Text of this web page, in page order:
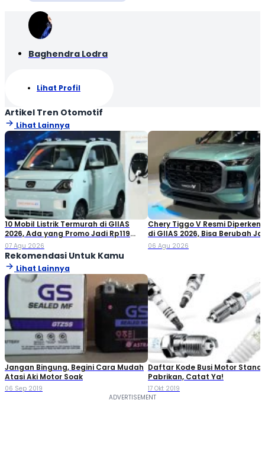
Baghendra Lodra
Lihat Profil
Artikel Tren Otomotif
Lihat Lainnya
10 Mobil Listrik Termurah di GIIAS
2026, Ada yang Promo Jadi Rp119
Jutaan!
07 Agu 2026
Chery Tiggo V Resmi
di GIIAS 2026, Bisa Berubah
Double Cabin
06 Agu 2026
Rekomendasi Untuk Kamu
Lihat Lainnya
Jangan Bingung, Begini Cara Mudah
Atasi Aki Motor Soak
06 Sep 2019
Daftar Kode Busi Motor
Pabrikan, Catat Ya!
17 Okt 2019